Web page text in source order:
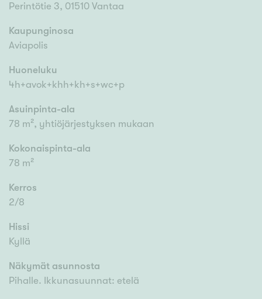
Perintötie 3, 01510 Vantaa
Kaupunginosa
Aviapolis
Huoneluku
4h+avok+khh+kh+s+wc+p
Asuinpinta-ala
78 m², yhtiöjärjestyksen mukaan
Kokonaispinta-ala
78 m²
Kerros
2/8
Hissi
Kyllä
Näkymät asunnosta
Pihalle. Ikkunasuunnat: etelä